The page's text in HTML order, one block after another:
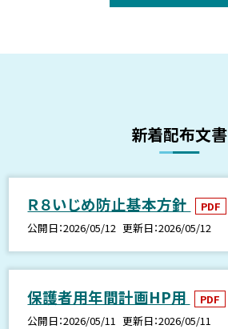
新着配布文書
Ｒ８いじめ防止基本方針
PDF
公開日 2026/05/12 更新日 2026/05/12
保護者用年間計画HP用
PDF
公開日 2026/05/11 更新日 2026/05/11